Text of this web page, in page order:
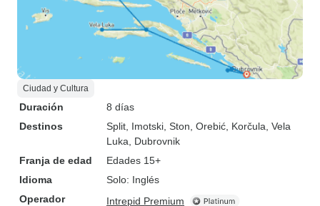
Ciudad y Cultura
Duración
8 días
Destinos
Split , Imotski , Ston , Orebić , Korčula , Vela
Luka , Dubrovnik
Franja de edad
Edades 15+
Idioma
Solo: Inglés
Operador
Intrepid Premium